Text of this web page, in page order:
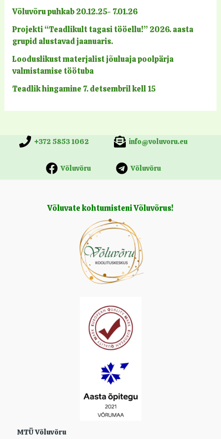
Võluvõru puhkab 20.12.25- 7.01.26
Projekti “Teadlikult tagasi tööellu!” 2026. aasta
grupid alustavad jaanuaris.
Looduslikust materjalist jõuluaja poolpärja
valmistamise töötuba
Teadlik hingamine 7. detsembril kell 15
+372 5853 1062 info@voluvoru.eu
Võluvõru Võluvõru
Võluvate kohtumisteni Võluvõrus!
MTÜ Võluvõru